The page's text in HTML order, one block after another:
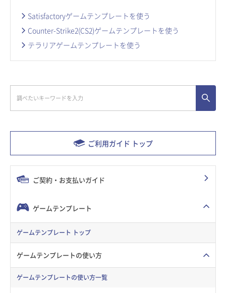
ご利用ガイド トップ
ご契約・お支払いガイド
ゲームテンプレート
ゲームテンプレート トップ
ゲームテンプレートの使い方
ゲームテンプレートの使い方一覧
Satisfactoryゲームテンプレートを使う
Counter-Strike2(CS2)ゲームテンプレートを使う
テラリアゲームテンプレートを使う